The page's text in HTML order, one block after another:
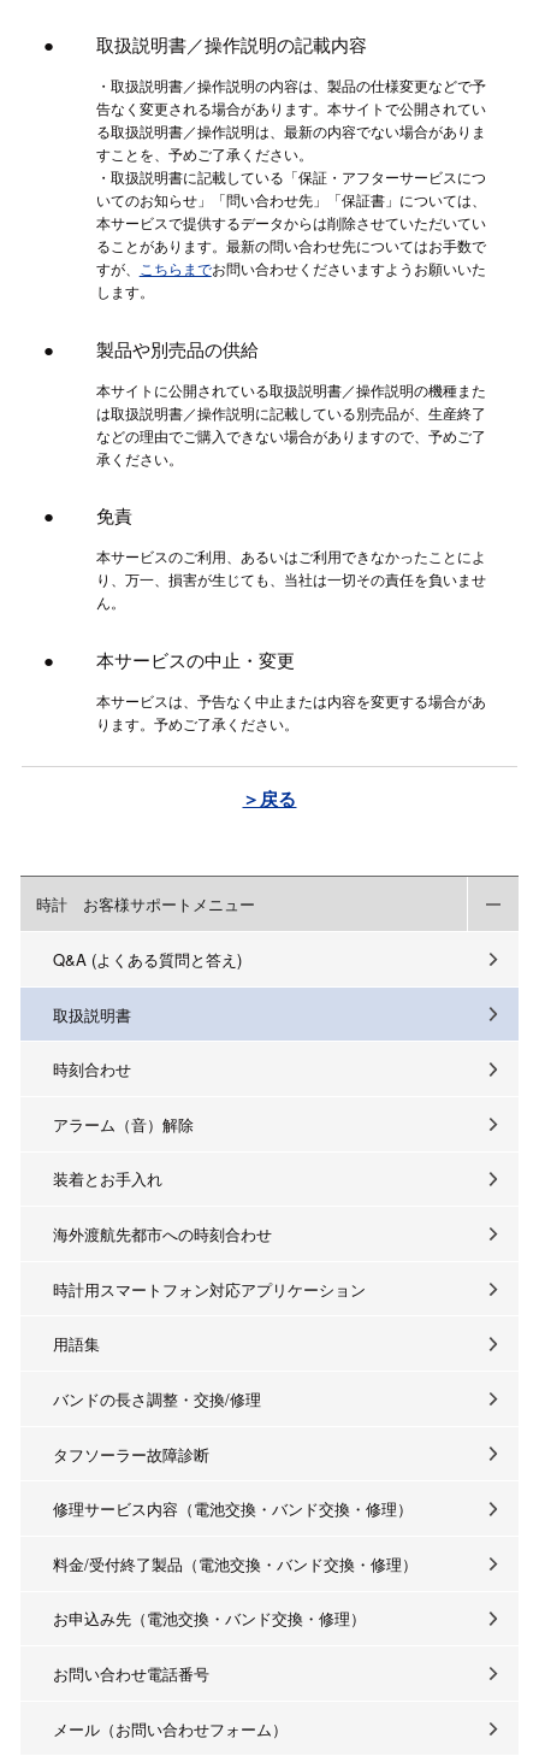
取扱説明書／操作説明の記載内容
・取扱説明書／操作説明の内容は、製品の仕様変更などで予
告なく変更される場合があります。本サイトで公開されてい
る取扱説明書／操作説明は、最新の内容でない場合がありま
すことを、予めご了承ください。
・取扱説明書に記載している「保証・アフターサービスにつ
いてのお知らせ」「問い合わせ先」「保証書」については、
本サービスで提供するデータからは削除させていただいてい
ることがあります。最新の問い合わせ先についてはお手数で
すが、 こちらまでお問い合わせくださいますようお願いいた
します。
製品や別売品の供給
本サイトに公開されている取扱説明書／操作説明の機種また
は取扱説明書／操作説明に記載している別売品が、生産終了
などの理由でご購入できない場合がありますので、予めご了
承ください。
免責
本サービスのご利用、あるいはご利用できなかったことによ
り、万一、損害が生じても、当社は一切その責任を負いませ
ん。
本サービスの中止・変更
本サービスは、予告なく中止または内容を変更する場合があ
ります。予めご了承ください。
＞戻る
時計 お客様サポートメニュー
Q&A (よくある質問と答え)
取扱説明書
時刻合わせ
アラーム（音）解除
装着とお手入れ
海外渡航先都市への時刻合わせ
時計用スマートフォン対応アプリケーション
用語集
バンドの長さ調整・交換/修理
タフソーラー故障診断
修理サービス内容（電池交換・バンド交換・修理）
料金/受付終了製品（電池交換・バンド交換・修理）
お申込み先（電池交換・バンド交換・修理）
お問い合わせ電話番号
メール（お問い合わせフォーム）